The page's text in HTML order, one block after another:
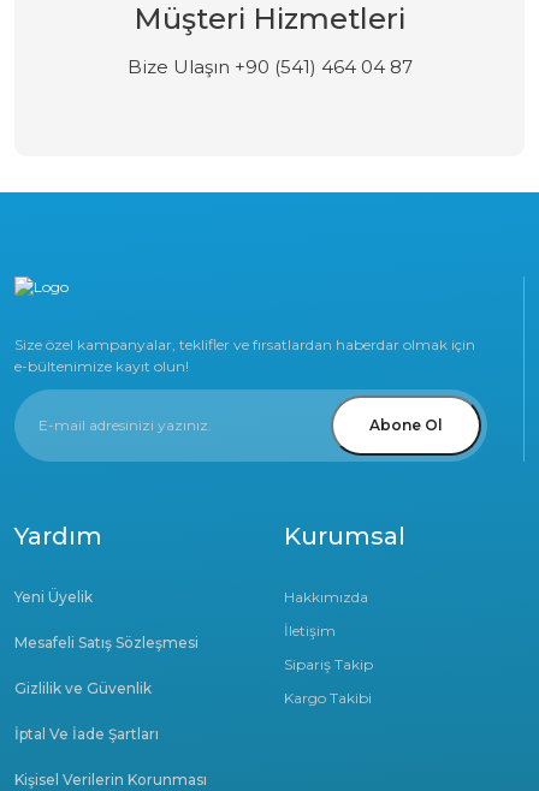
Müşteri Hizmetleri
Bize Ulaşın +90 (541) 464 04 87
Size özel kampanyalar, teklifler ve fırsatlardan haberdar olmak için
e-bültenimize kayıt olun!
Abone Ol
Kurumsal
Hakkımızda
İletişim
Sipariş Takip
Kargo Takibi
Yardım
Yeni Üyelik
Mesafeli Satış Sözleşmesi
Gizlilik ve Güvenlik
İptal Ve İade Şartları
Kişisel Verilerin Korunması